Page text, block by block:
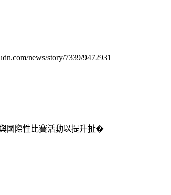
news/story/7339/9472931
國際性比賽活動以提升扯�